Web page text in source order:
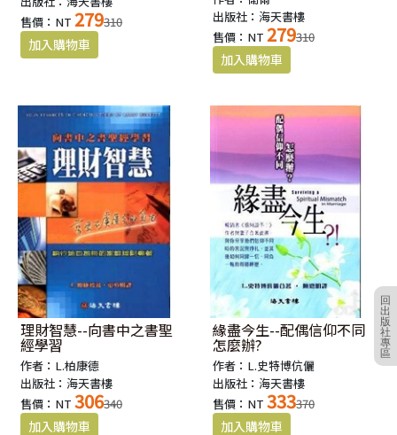
回
出
版
社
專
區
售價：NT 279310
出版社：海天書樓
售價：NT 279310
理財智慧--向書中之書聖
經學習
作者：L.柏康德
出版社：海天書樓
售價：NT 306340
緣盡今生--配偶信仰不同
怎麼辦?
作者：L.史特博伉儷
出版社：海天書樓
售價：NT 333370